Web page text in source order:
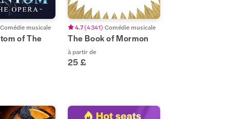
Comédie musicale
of The
4.7(4 341) Comédie musicale
The Book of Mormon
à partir de
25 £